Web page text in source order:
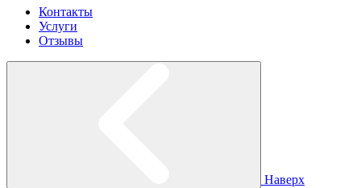
Контакты
Услуги
Отзывы
Наверх